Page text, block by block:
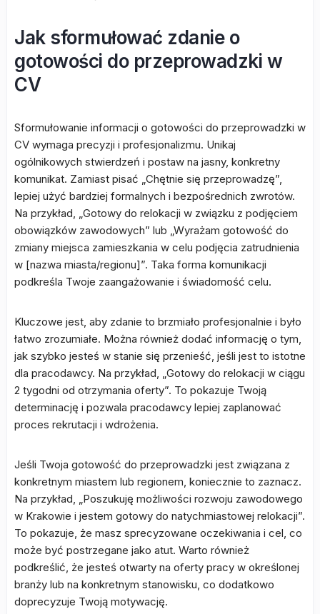
Jak sformułować zdanie o
gotowości do przeprowadzki w
CV
Sformułowanie informacji o gotowości do przeprowadzki w
CV wymaga precyzji i profesjonalizmu. Unikaj
ogólnikowych stwierdzeń i postaw na jasny, konkretny
komunikat. Zamiast pisać „Chętnie się przeprowadzę”,
lepiej użyć bardziej formalnych i bezpośrednich zwrotów.
Na przykład, „Gotowy do relokacji w związku z podjęciem
obowiązków zawodowych” lub „Wyrażam gotowość do
zmiany miejsca zamieszkania w celu podjęcia zatrudnienia
w [nazwa miasta/regionu]”. Taka forma komunikacji
podkreśla Twoje zaangażowanie i świadomość celu.
Kluczowe jest, aby zdanie to brzmiało profesjonalnie i było
łatwo zrozumiałe. Można również dodać informację o tym,
jak szybko jesteś w stanie się przenieść, jeśli jest to istotne
dla pracodawcy. Na przykład, „Gotowy do relokacji w ciągu
2 tygodni od otrzymania oferty”. To pokazuje Twoją
determinację i pozwala pracodawcy lepiej zaplanować
proces rekrutacji i wdrożenia.
Jeśli Twoja gotowość do przeprowadzki jest związana z
konkretnym miastem lub regionem, koniecznie to zaznacz.
Na przykład, „Poszukuję możliwości rozwoju zawodowego
w Krakowie i jestem gotowy do natychmiastowej relokacji”.
To pokazuje, że masz sprecyzowane oczekiwania i cel, co
może być postrzegane jako atut. Warto również
podkreślić, że jesteś otwarty na oferty pracy w określonej
branży lub na konkretnym stanowisku, co dodatkowo
doprecyzuje Twoją motywację.